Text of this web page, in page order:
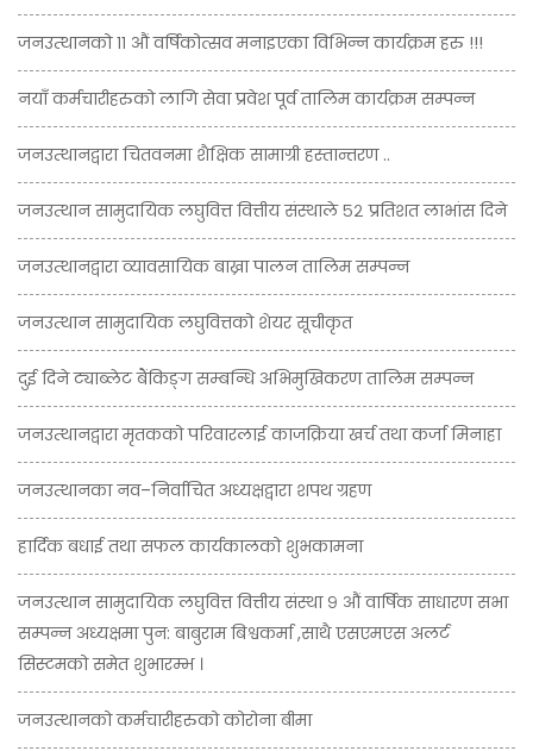
जनउत्थानको ११ औं वर्षिकोत्सव मनाइएका विभिन्न कार्यक्रम हरु !!!
नयाँ कर्मचारीहरुको लागि सेवा प्रवेश पूर्व तालिम कार्यक्रम सम्पन्न
जनउत्थानद्वारा चितवनमा शैक्षिक सामाग्री हस्तान्तरण ..
जनउत्थान सामुदायिक लघुवित्त वित्तीय संस्थाले ५२ प्रतिशत लाभांस दिने
जनउत्थानद्वारा व्यावसायिक बाख्रा पालन तालिम सम्पन्न
जनउत्थान सामुदायिक लघुवित्तको शेयर सूचीकृत
दुई दिने ट्याब्लेट बैंकिङ्ग सम्बन्धि अभिमुखिकरण तालिम सम्पन्न
जनउत्थानद्वारा मृतकको परिवारलाई काजक्रिया खर्च तथा कर्जा मिनाहा
जनउत्थानका नव–निर्वाचित अध्यक्षद्वारा शपथ ग्रहण
हार्दिक बधाई तथा सफल कार्यकालको शुभकामना
जनउत्थान सामुदायिक लघुवित्त वित्तीय संस्था ९ औं वार्षिक साधारण सभा
सम्पन्न अध्यक्षमा पुन: बाबुराम बिश्वकर्मा ,साथै एसएमएस अलर्ट
सिस्टमको समेत शुभारम्भ ।
जनउत्थानको कर्मचारीहरुको कोरोना बीमा